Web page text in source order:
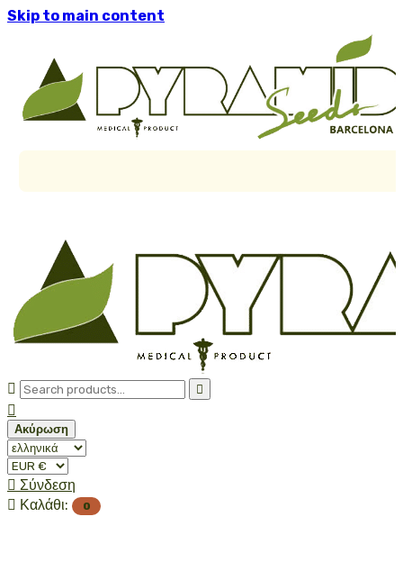
Skip to main content
 

Ακύρωση
 Σύνδεση
 Καλάθι: 0